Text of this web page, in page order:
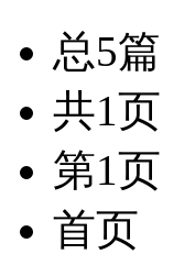
总5篇
共1页
第1页
首页